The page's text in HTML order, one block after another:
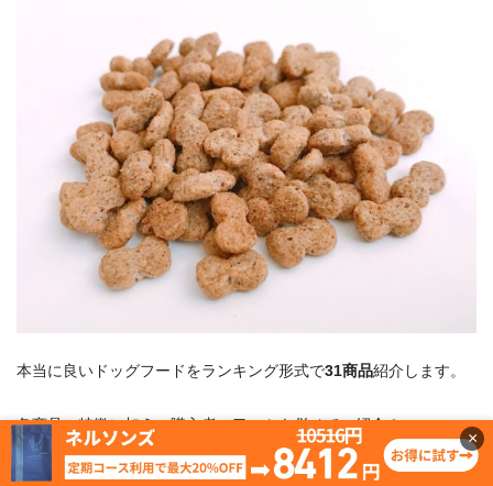
本当に良いドッグフードをランキング形式で31商品紹介します。
各商品の特徴に加え、購入者の口コミも併せてご紹介！
市販で手軽に買える商品や、コスパの良いものなどを厳選しまし
×